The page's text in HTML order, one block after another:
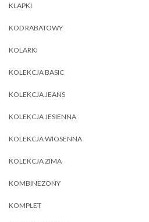
KLAPKI
KOD RABATOWY
KOLARKI
KOLEKCJA BASIC
KOLEKCJA JEANS
KOLEKCJA JESIENNA
KOLEKCJA WIOSENNA
KOLEKCJA ZIMA
KOMBINEZONY
KOMPLET